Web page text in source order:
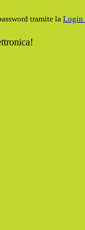
tramite la Login